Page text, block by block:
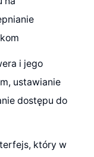
i jego
ustawianie
dostępu do
który w